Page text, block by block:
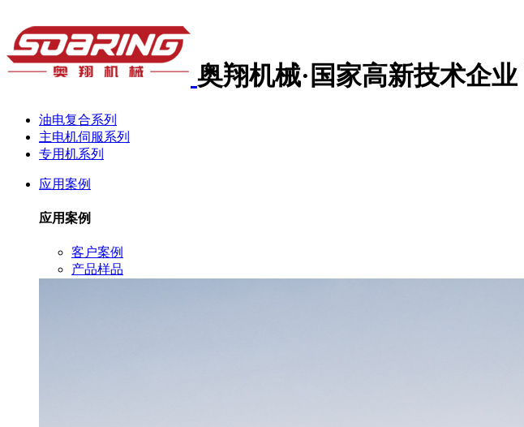
奥翔机械·国家高新技术企业
油电复合系列
主电机伺服系列
专用机系列
应用案例
应用案例
客户案例
产品样品